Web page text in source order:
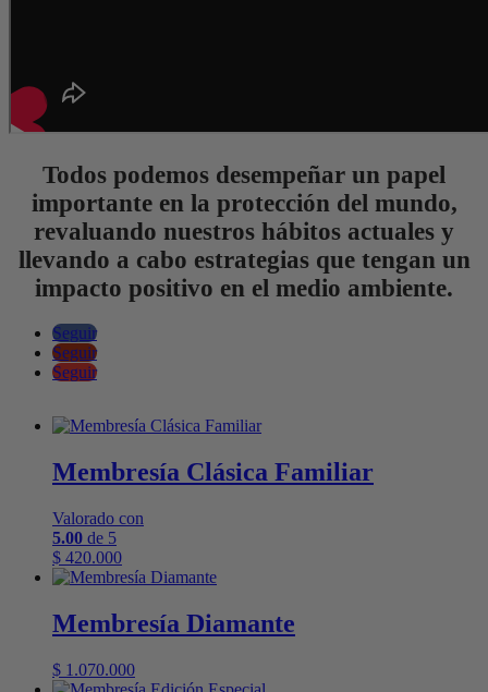
Todos podemos desempeñar un papel
importante en la protección del mundo,
revaluando nuestros hábitos actuales y
llevando a cabo estrategias que tengan un
impacto positivo en el medio ambiente.
Seguir
Seguir
Seguir
Membresía Clásica Familiar
Valorado con
5.00 de 5
$ 420.000
Membresía Diamante
$ 1.070.000